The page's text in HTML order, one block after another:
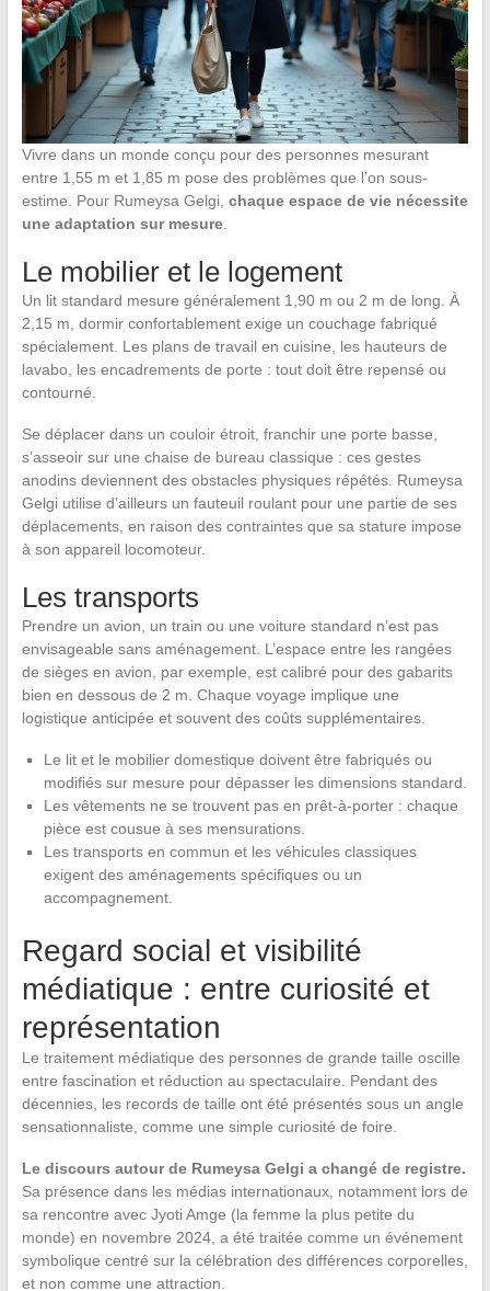
Vivre dans un monde conçu pour des personnes mesurant
entre 1,55 m et 1,85 m pose des problèmes que l’on sous-
estime. Pour Rumeysa Gelgi, chaque espace de vie nécessite
une adaptation sur mesure.
Le mobilier et le logement
Un lit standard mesure généralement 1,90 m ou 2 m de long. À
2,15 m, dormir confortablement exige un couchage fabriqué
spécialement. Les plans de travail en cuisine, les hauteurs de
lavabo, les encadrements de porte : tout doit être repensé ou
contourné.
Se déplacer dans un couloir étroit, franchir une porte basse,
s’asseoir sur une chaise de bureau classique : ces gestes
anodins deviennent des obstacles physiques répétés. Rumeysa
Gelgi utilise d’ailleurs un fauteuil roulant pour une partie de ses
déplacements, en raison des contraintes que sa stature impose
à son appareil locomoteur.
Les transports
Prendre un avion, un train ou une voiture standard n’est pas
envisageable sans aménagement. L’espace entre les rangées
de sièges en avion, par exemple, est calibré pour des gabarits
bien en dessous de 2 m. Chaque voyage implique une
logistique anticipée et souvent des coûts supplémentaires.
Le lit et le mobilier domestique doivent être fabriqués ou
modifiés sur mesure pour dépasser les dimensions standard.
Les vêtements ne se trouvent pas en prêt-à-porter : chaque
pièce est cousue à ses mensurations.
Les transports en commun et les véhicules classiques
exigent des aménagements spécifiques ou un
accompagnement.
Regard social et visibilité
médiatique : entre curiosité et
représentation
Le traitement médiatique des personnes de grande taille oscille
entre fascination et réduction au spectaculaire. Pendant des
décennies, les records de taille ont été présentés sous un angle
sensationnaliste, comme une simple curiosité de foire.
Le discours autour de Rumeysa Gelgi a changé de registre.
Sa présence dans les médias internationaux, notamment lors de
sa rencontre avec Jyoti Amge (la femme la plus petite du
monde) en novembre 2024, a été traitée comme un événement
symbolique centré sur la célébration des différences corporelles,
et non comme une attraction.